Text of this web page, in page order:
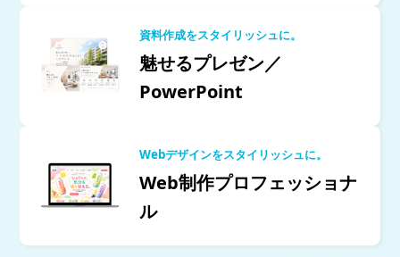
資料作成をスタイリッシュに。
魅せるプレゼン／
PowerPoint
Webデザインをスタイリッシュに。
Web制作プロフェッショナ
ル